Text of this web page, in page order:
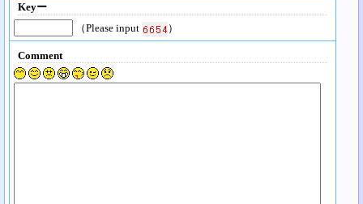
Keyー
（Please input
）
Comment